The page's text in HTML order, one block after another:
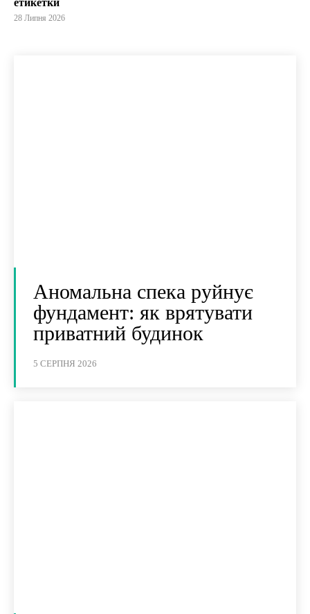
етикетки
28 Липня 2026
Аномальна спека руйнує
фундамент: як врятувати
приватний будинок
5 СЕРПНЯ 2026